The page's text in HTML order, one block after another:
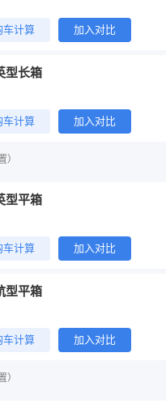
车计算 加入对比
型长箱
车计算 加入对比
）
型平箱
车计算 加入对比
型平箱
车计算 加入对比
）